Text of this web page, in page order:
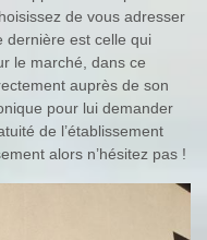
de vous adresser
dernière est celle qui
le marché, dans ce
auprès de son
pour lui demander
de l’établissement
alors n’hésitez pas !